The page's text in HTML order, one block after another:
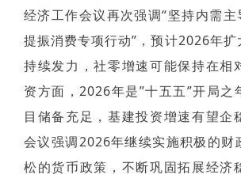
经济工作会议再次强调“坚持内需主
提振消费专项行动”，预计2026年
持续发力，社零增速可能保持在相
资方面，2026年是”十五五”开局之
目储备充足，基建投资增速有望企
会议强调2026年继续实施积极的财
松的货币政策，不断巩固拓展经济